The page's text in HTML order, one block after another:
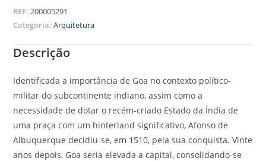
REF:200005291
Categoria:Arquitetura
Descrição
Identificada a importância de Goa no contexto político-
militar do subcontinente indiano, assim como a
necessidade de dotar o recém-criado Estado da Índia de
uma praça com um hinterland significativo, Afonso de
Albuquerque decidiu-se, em 1510, pela sua conquista. Vinte
anos depois, Goa seria elevada a capital, consolidando-se